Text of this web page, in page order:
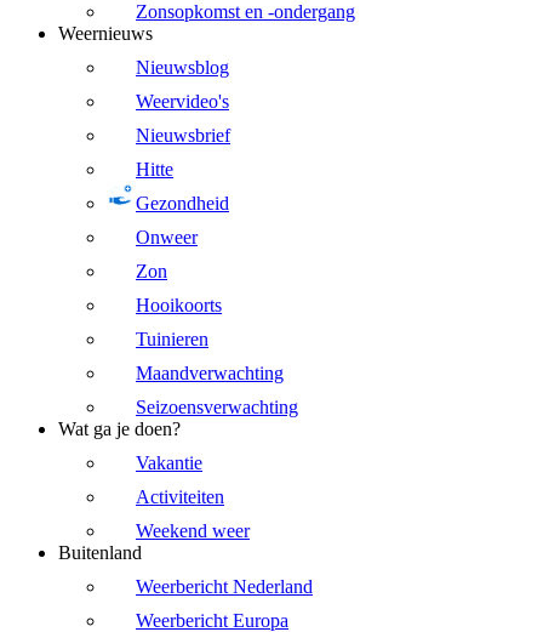
Zonsopkomst en -ondergang
Weernieuws
Nieuwsblog
Weervideo's
Nieuwsbrief
Hitte
Gezondheid
Onweer
Zon
Hooikoorts
Tuinieren
Maandverwachting
Seizoensverwachting
Wat ga je doen?
Vakantie
Activiteiten
Weekend weer
Buitenland
Weerbericht Nederland
Weerbericht Europa